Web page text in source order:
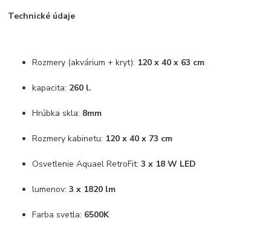
Technické údaje
Rozmery (akvárium + kryt): 120 x 40 x 63 cm
kapacita: 260 l.
Hrúbka skla: 8mm
Rozmery kabinetu: 120 x 40 x 73 cm
Osvetlenie Aquael RetroFit:3 x 18 W LED
lumenov:3 x 1820 lm
Farba svetla: 6500K